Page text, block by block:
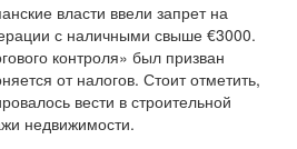
власти ввели запрет на
с наличными свыше €3000.
контроля» был призван
от налогов. Стоит отметить,
вести в строительной
недвижимости.